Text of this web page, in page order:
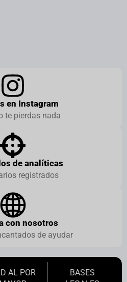
en Instagram
te pierdas nada
de analíticas
registrados
con nosotros
de ayudar
AL POR
BASES